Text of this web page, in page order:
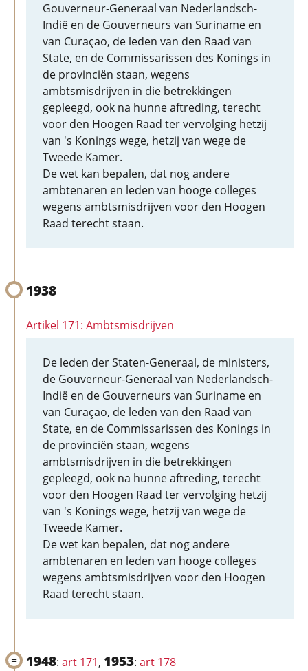
Gouverneur-Generaal van Nederlandsch-
Indië en de Gouverneurs van Suriname en
van Curaçao, de leden van den Raad van
State, en de Commissarissen des Konings in
de provinciën staan, wegens
ambtsmisdrijven in die betrekkingen
gepleegd, ook na hunne aftreding, terecht
voor den Hoogen Raad ter vervolging hetzij
van 's Konings wege, hetzij van wege de
Tweede Kamer.
De wet kan bepalen, dat nog andere
ambtenaren en leden van hooge colleges
wegens ambtsmisdrijven voor den Hoogen
Raad terecht staan.
1938
Artikel 171: Ambtsmisdrijven
De leden der Staten-Generaal, de ministers,
de Gouverneur-Generaal van Nederlandsch-
Indië en de Gouverneurs van Suriname en
van Curaçao, de leden van den Raad van
State, en de Commissarissen des Konings in
de provinciën staan, wegens
ambtsmisdrijven in die betrekkingen
gepleegd, ook na hunne aftreding, terecht
voor den Hoogen Raad ter vervolging hetzij
van 's Konings wege, hetzij van wege de
Tweede Kamer.
De wet kan bepalen, dat nog andere
ambtenaren en leden van hooge colleges
wegens ambtsmisdrijven voor den Hoogen
Raad terecht staan.
1948: art 171, 1953: art 178